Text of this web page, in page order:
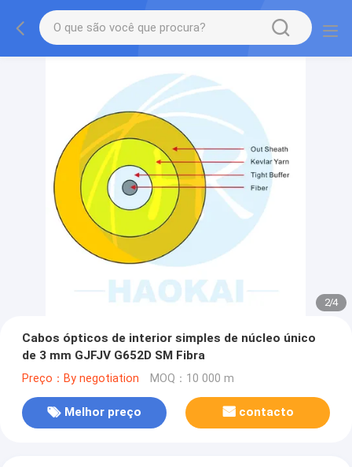
2/4
Cabos ópticos de interior simples de núcleo único
de 3 mm GJFJV G652D SM Fibra
Preço：By negotiation MOQ：10 000 m
Melhor preço contacto